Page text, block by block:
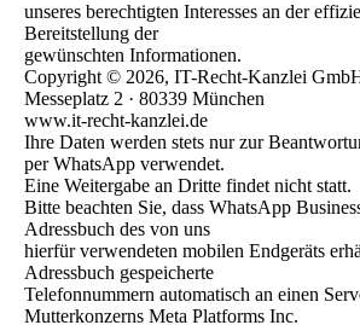
unseres berechtigten Interesses an der
Bereitstellung der
gewünschten Informationen.
Copyright © 2026, IT-Recht-Kanzlei
Messeplatz 2 · 80339 München
www.it-recht-kanzlei.de
Ihre Daten werden stets nur zur
per WhatsApp verwendet.
Eine Weitergabe an Dritte findet nicht statt.
Bitte beachten Sie, dass WhatsApp
Adressbuch des von uns
hierfür verwendeten mobilen Endgeräts
Adressbuch gespeicherte
Telefonnummern automatisch an einen
Mutterkonzerns Meta Platforms Inc.